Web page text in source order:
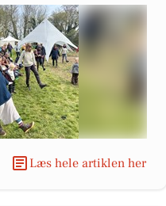
Læs hele artiklen her